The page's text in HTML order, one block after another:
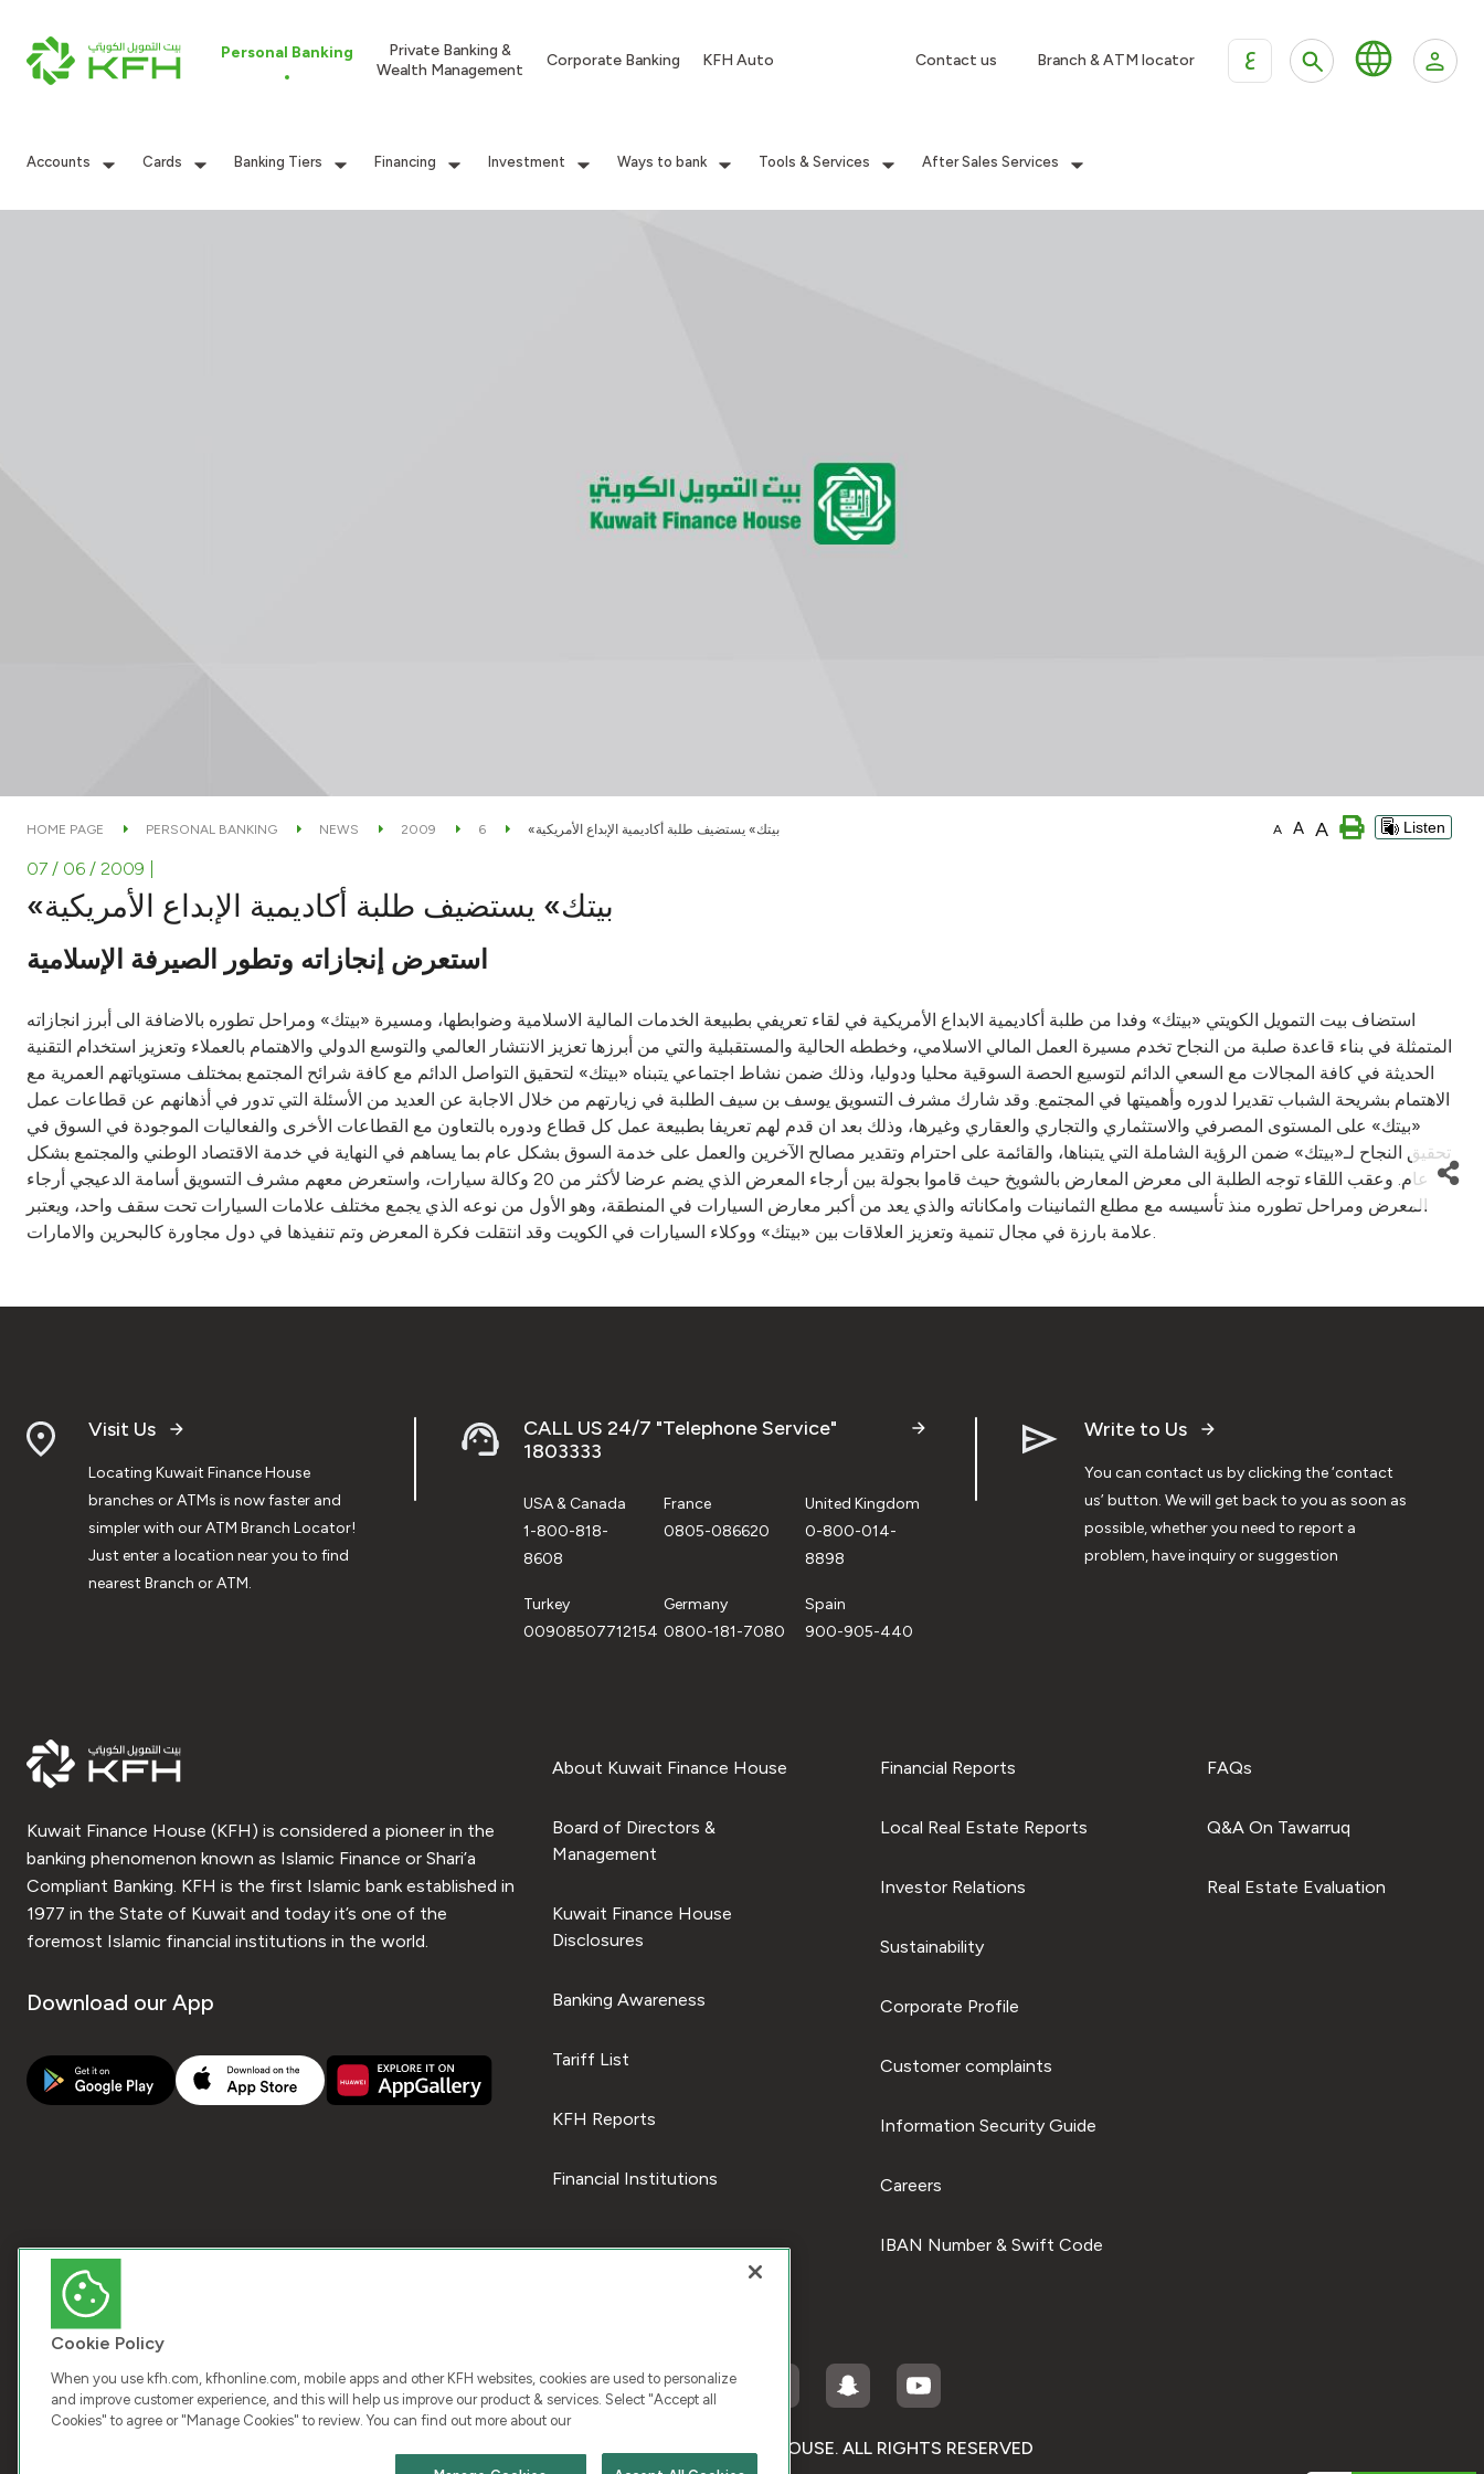
Personal Banking
Private Banking &
Wealth Management
Corporate Banking KFH Auto Contact us Branch & ATM locator ع
Accounts Cards Banking Tiers Financing Investment Ways to bank Tools & Services After Sales Services
HOME PAGE PERSONAL BANKING NEWS 2009 6 «بيتك» يستضيف طلبة أكاديمية الإبداع الأمريكية A A A Listen
07 / 06 / 2009
«بيتك» يستضيف طلبة أكاديمية الإبداع الأمريكية
استعرض إنجازاته وتطور الصيرفة الإسلامية
استضاف بيت التمويل الكويتي «بيتك» وفدا من طلبة أكاديمية الابداع الأمريكية في لقاء تعريفي بطبيعة الخدمات المالية الاسلامية وضوابطها، ومسيرة «بيتك» ومراحل تطوره بالاضافة الى أبرز انجازاته
المتمثلة في بناء قاعدة صلبة من النجاح تخدم مسيرة العمل المالي الاسلامي، وخططه الحالية والمستقبلية والتي من أبرزها تعزيز الانتشار العالمي والتوسع الدولي والاهتمام بالعملاء وتعزيز استخدام التقنية
الحديثة في كافة المجالات مع السعي الدائم لتوسيع الحصة السوقية محليا ودوليا، وذلك ضمن نشاط اجتماعي يتبناه «بيتك» لتحقيق التواصل الدائم مع كافة شرائح المجتمع بمختلف مستوياتهم العمرية مع
الاهتمام بشريحة الشباب تقديرا لدوره وأهميتها في المجتمع. وقد شارك مشرف التسويق يوسف بن سيف الطلبة في زيارتهم من خلال الاجابة عن العديد من الأسئلة التي تدور في أذهانهم عن قطاعات عمل
«بيتك» على المستوى المصرفي والاستثماري والتجاري والعقاري وغيرها، وذلك بعد ان قدم لهم تعريفا بطبيعة عمل كل قطاع ودوره بالتعاون مع القطاعات الأخرى والفعاليات الموجودة في السوق في
تحقيق النجاح لـ«بيتك» ضمن الرؤية الشاملة التي يتبناها، والقائمة على احترام وتقدير مصالح الآخرين والعمل على خدمة السوق بشكل عام بما يساهم في النهاية في خدمة الاقتصاد الوطني والمجتمع بشكل
عام. وعقب اللقاء توجه الطلبة الى معرض المعارض بالشويخ حيث قاموا بجولة بين أرجاء المعرض الذي يضم عرضا لأكثر من 20 وكالة سيارات، واستعرض معهم مشرف التسويق أسامة الدعيجي أرجاء
المعرض ومراحل تطوره منذ تأسيسه مع مطلع الثمانينات وامكاناته والذي يعد من أكبر معارض السيارات في المنطقة، وهو الأول من نوعه الذي يجمع مختلف علامات السيارات تحت سقف واحد، ويعتبر
علامة بارزة في مجال تنمية وتعزيز العلاقات بين «بيتك» ووكلاء السيارات في الكويت وقد انتقلت فكرة المعرض وتم تنفيذها في دول مجاورة كالبحرين والامارات.
Visit Us
Locating Kuwait Finance House
branches or ATMs is now faster and
simpler with our ATM Branch Locator!
Just enter a location near you to find
nearest Branch or ATM.
CALL US 24/7 "Telephone Service"
1803333
USA & Canada
1-800-818-
8608
France
0805-086620
United Kingdom
0-800-014-
8898
Turkey
00908507712154
Germany
0800-181-7080
Spain
900-905-440
Write to Us
You can contact us by clicking the ‘contact
us’ button. We will get back to you as soon as
possible, whether you need to report a
problem, have inquiry or suggestion
Kuwait Finance House (KFH) is considered a pioneer in the
banking phenomenon known as Islamic Finance or Shari’a
Compliant Banking. KFH is the first Islamic bank established in
1977 in the State of Kuwait and today it’s one of the
foremost Islamic financial institutions in the world.
Download our App
About Kuwait Finance House
Board of Directors &
Management
Kuwait Finance House
Disclosures
Banking Awareness
Tariff List
KFH Reports
Financial Institutions
Financial Reports
Local Real Estate Reports
Investor Relations
Sustainability
Corporate Profile
Customer complaints
Information Security Guide
Careers
IBAN Number & Swift Code
FAQs
Q&A On Tawarruq
Real Estate Evaluation
COPYRIGHT © 2026 KUWAIT FINANCE HOUSE. ALL RIGHTS RESERVED
Cookie Policy
When you use kfh.com, kfhonline.com, mobile apps and other KFH websites, cookies are used to personalize
and improve customer experience, and this will help us improve our product & services. Select "Accept all
Cookies" to agree or "Manage Cookies" to review. You can find out more about our